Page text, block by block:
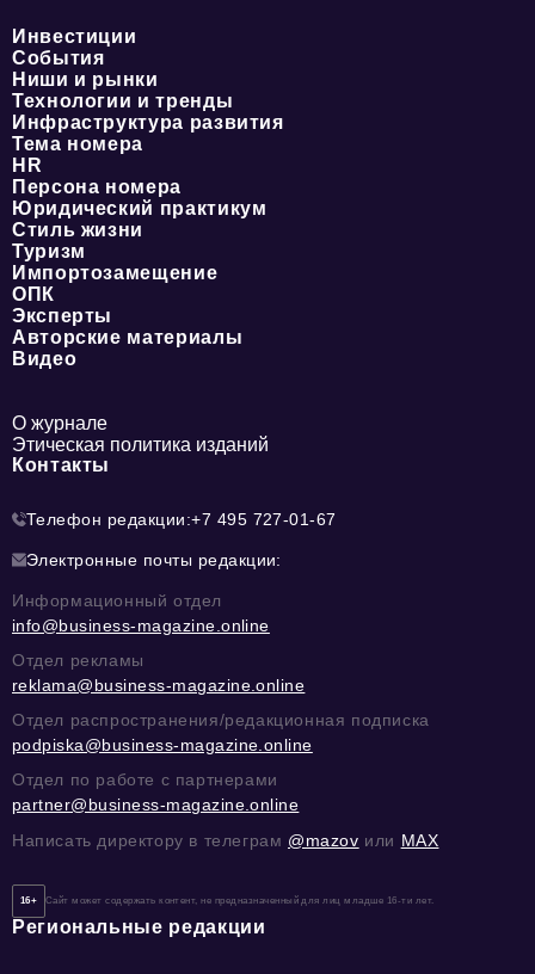
Инвестиции
События
Ниши и рынки
Технологии и тренды
Инфраструктура развития
Тема номера
HR
Персона номера
Юридический практикум
Стиль жизни
Туризм
Импортозамещение
ОПК
Эксперты
Авторские материалы
Видео
О журнале
Этическая политика изданий
Контакты
Телефон редакции:+7 495 727-01-67
Электронные почты редакции:
Информационный отдел
info@business-magazine.online
Отдел рекламы
reklama@business-magazine.online
Отдел распространения/редакционная подписка
podpiska@business-magazine.online
Отдел по работе с партнерами
partner@business-magazine.online
Написать директору в телеграм @mazov или MAX
16+ Сайт может содержать контент, не предназначенный для лиц младше 16-ти лет.
Региональные редакции